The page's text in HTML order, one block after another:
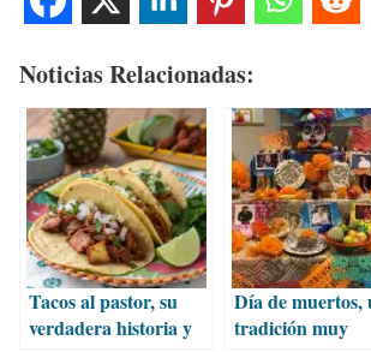
Noticias Relacionadas:
Tacos al pastor, su
verdadera historia y
Día de muertos,
tradición muy